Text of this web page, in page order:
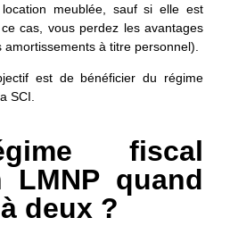
meublée, sauf si elle est
cas, vous perdez les avantages
à titre personnel).
est de bénéficier du régime
SCI.
fiscal
quand
deux ?